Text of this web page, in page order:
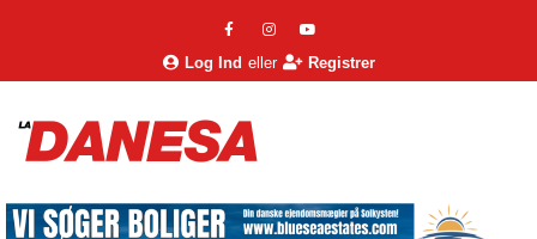
Log Ind eller Registrer